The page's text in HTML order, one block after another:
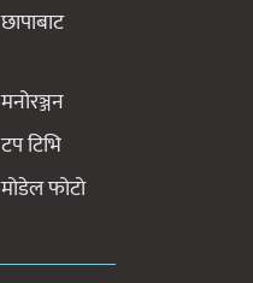
छापाबाट
मनोरञ्जन
टप टिभि
मोडेल फोटो